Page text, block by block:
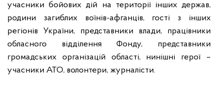
учасники бойових дій на території інших держав,
родини загиблих воїнів-афганців, гості з інших
регіонів України, представники влади, працівники
обласного відділення Фонду, представники
громадських організацій області, нинішні герої –
учасники АТО, волонтери, журналісти.